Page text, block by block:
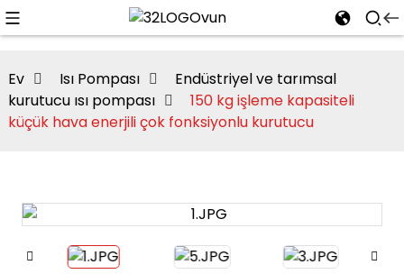
Ev Isı Pompası
Endüstriyel ve tarımsal
kurutucu ısı pompası
150 kg işleme kapasiteli
küçük hava enerjili çok fonksiyonlu kurutucu